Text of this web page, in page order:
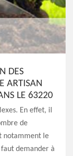
DES
ARTISAN
LE 63220
En effet, il
de
notamment le
demander à